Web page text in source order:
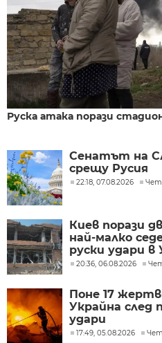
Руска атака порази
Сенатът на
срещу Русия
22:18, 07.08.2026
Киев порази
най-малко
руски удари в
20:36, 06.08.2026
Поне 17
Украйна след
удари
17:49, 05.08.2026